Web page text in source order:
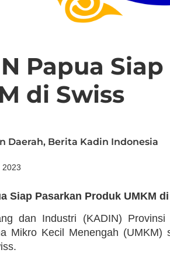
Papua
di Swiss
Daerah, Berita Kadin Indonesia
2023
Siap Pasarkan Produk UMKM
dan Industri (KADIN)
Mikro Kecil Menengah